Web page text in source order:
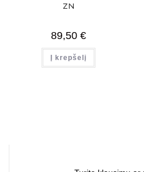
ZN
89,50 €
Į krepšelį